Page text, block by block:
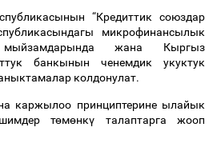
“Кредиттик
союздар
микрофинансылык
мыйзамдарында жана
Кыргыз
банкынын ченемдик
укуктук
колдонулат.
каржылоо принциптерине ылайык
төмөнкү талаптарга
жооп